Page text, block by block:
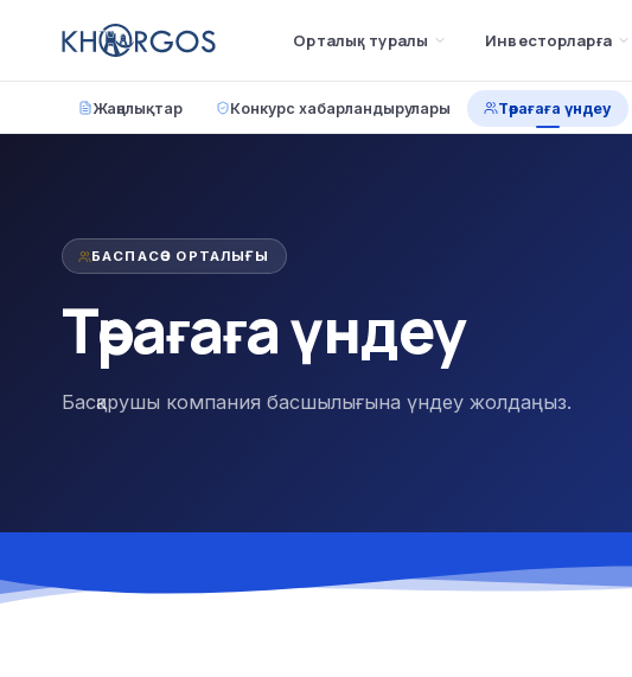
Орталық туралы Инвесторларға
Жаңалықтар Конкурс хабарландырулары Төрағаға үндеу
БАСПАСӨЗ ОРТАЛЫҒЫ
Төрағаға үндеу
Басқарушы компания басшылығына үндеу жолдаңыз.